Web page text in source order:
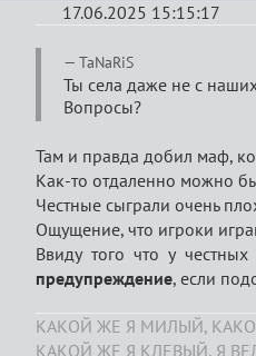
17.06.2025 15:15:17
Re:
Аппеляция
по
делу
Danilkou,
TaNaRiS
от
16.05.2025
TaNaRiS
Ты села даже не с
Вопросы?
Там и правда добил маф,
Как-то отдаленно можно
Честные сыграли очень
Ощущение, что игроки
Ввиду того что у
предупреждение, если
КАКОЙ ЖЕ Я МИЛЫЙ,
КАКОЙ ЖЕ Я КЛЕВЫЙ, Я